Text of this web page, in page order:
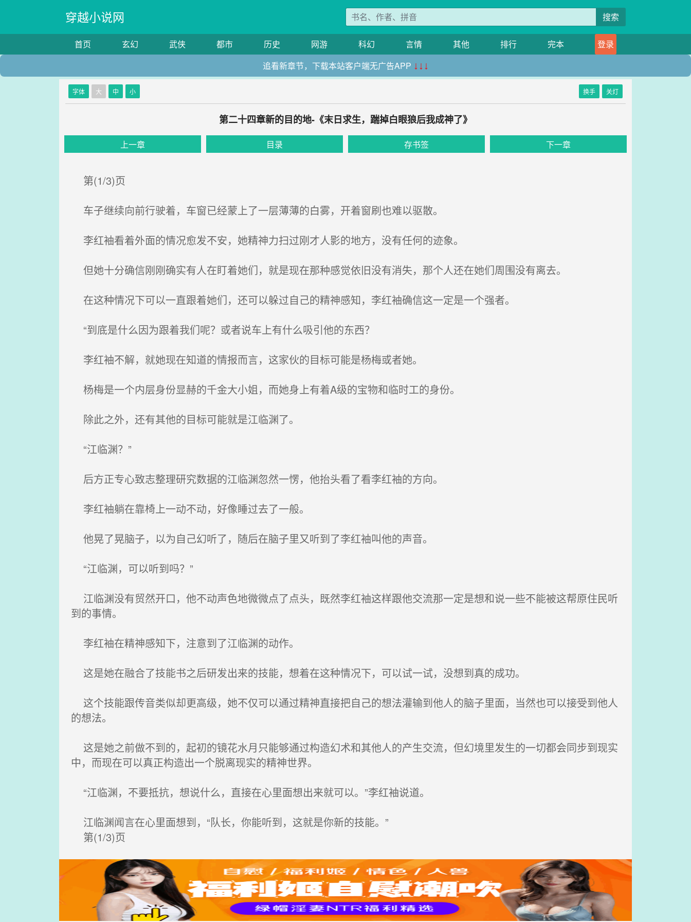
穿越小说网 搜索
首页 玄幻 武侠 都市 历史 网游 科幻 言情 其他 排行 完本
登录
追看新章节，下载本站客户端无广告APP ↓↓↓
字体 大 中 小 换手 关灯
第二十四章新的目的地-《末日求生，踹掉白眼狼后我成神了》
上一章 目录 存书签 下一章
第(1/3)页
车子继续向前行驶着，车窗已经蒙上了一层薄薄的白雾，开着窗刷也难以驱散。
李红袖看着外面的情况愈发不安，她精神力扫过刚才人影的地方，没有任何的迹象。
但她十分确信刚刚确实有人在盯着她们，就是现在那种感觉依旧没有消失，那个人还在她们周围没有离去。
在这种情况下可以一直跟着她们，还可以躲过自己的精神感知，李红袖确信这一定是一个强者。
“到底是什么因为跟着我们呢？或者说车上有什么吸引他的东西？
李红袖不解，就她现在知道的情报而言，这家伙的目标可能是杨梅或者她。
杨梅是一个内层身份显赫的千金大小姐，而她身上有着A级的宝物和临时工的身份。
除此之外，还有其他的目标可能就是江临渊了。
“江临渊？”
后方正专心致志整理研究数据的江临渊忽然一愣，他抬头看了看李红袖的方向。
李红袖躺在靠椅上一动不动，好像睡过去了一般。
他晃了晃脑子，以为自己幻听了，随后在脑子里又听到了李红袖叫他的声音。
“江临渊，可以听到吗？”
江临渊没有贸然开口，他不动声色地微微点了点头，既然李红袖这样跟他交流那一定是想和说一些不能被这帮原住民听
到的事情。
李红袖在精神感知下，注意到了江临渊的动作。
这是她在融合了技能书之后研发出来的技能，想着在这种情况下，可以试一试，没想到真的成功。
这个技能跟传音类似却更高级，她不仅可以通过精神直接把自己的想法灌输到他人的脑子里面，当然也可以接受到他人
的想法。
这是她之前做不到的，起初的镜花水月只能够通过构造幻术和其他人的产生交流，但幻境里发生的一切都会同步到现实
中，而现在可以真正构造出一个脱离现实的精神世界。
“江临渊，不要抵抗，想说什么，直接在心里面想出来就可以。”李红袖说道。
江临渊闻言在心里面想到，“队长，你能听到，这就是你新的技能。”
第(1/3)页